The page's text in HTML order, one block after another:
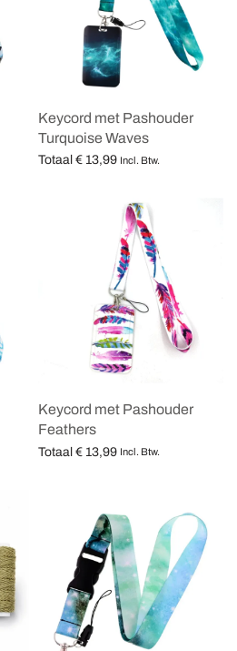
Keycord met Pashouder
Turquoise Waves
Totaal € 13,99 Incl. Btw.
Keycord met Pashouder
Feathers
Totaal € 13,99 Incl. Btw.